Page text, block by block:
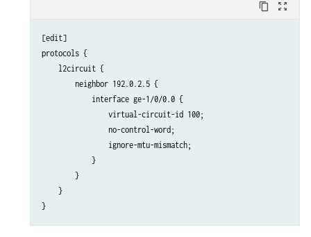
content_copy zoom_out_map
[edit]
protocols {
    l2circuit {
        neighbor 192.0.2.5 {
            interface ge-1/0/0.0 {
                virtual-circuit-id 100;
                no-control-word;
                ignore-mtu-mismatch;
            }
        }
    }